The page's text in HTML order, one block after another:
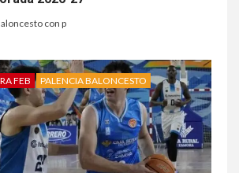
con p
FEB PALENCIA BALONCESTO